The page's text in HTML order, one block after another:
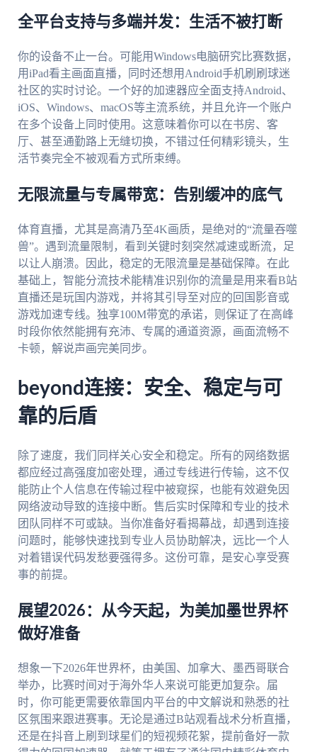
全平台支持与多端并发：生活不被打断
你的设备不止一台。可能用Windows电脑研究比赛数据，
用iPad看主画面直播，同时还想用Android手机刷刷球迷
社区的实时讨论。一个好的加速器应全面支持Android、
iOS、Windows、macOS等主流系统，并且允许一个账户
在多个设备上同时使用。这意味着你可以在书房、客
厅、甚至通勤路上无缝切换，不错过任何精彩镜头，生
活节奏完全不被观看方式所束缚。
无限流量与专属带宽：告别缓冲的底气
体育直播，尤其是高清乃至4K画质，是绝对的“流量吞噬
兽”。遇到流量限制，看到关键时刻突然减速或断流，足
以让人崩溃。因此，稳定的无限流量是基础保障。在此
基础上，智能分流技术能精准识别你的流量是用来看B站
直播还是玩国内游戏，并将其引导至对应的回国影音或
游戏加速专线。独享100M带宽的承诺，则保证了在高峰
时段你依然能拥有充沛、专属的通道资源，画面流畅不
卡顿，解说声画完美同步。
beyond连接：安全、稳定与可
靠的后盾
除了速度，我们同样关心安全和稳定。所有的网络数据
都应经过高强度加密处理，通过专线进行传输，这不仅
能防止个人信息在传输过程中被窥探，也能有效避免因
网络波动导致的连接中断。售后实时保障和专业的技术
团队同样不可或缺。当你准备好看揭幕战，却遇到连接
问题时，能够快速找到专业人员协助解决，远比一个人
对着错误代码发愁要强得多。这份可靠，是安心享受赛
事的前提。
展望2026：从今天起，为美加墨世界杯
做好准备
想象一下2026年世界杯，由美国、加拿大、墨西哥联合
举办，比赛时间对于海外华人来说可能更加复杂。届
时，你可能更需要依靠国内平台的中文解说和熟悉的社
区氛围来跟进赛事。无论是通过B站观看战术分析直播，
还是在抖音上刷到球星们的短视频花絮，提前备好一款